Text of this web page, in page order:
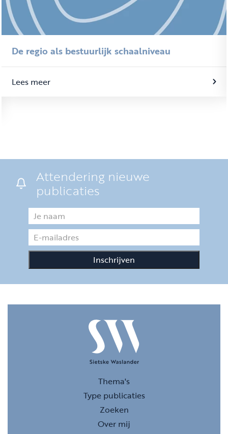
De regio als bestuurlijk schaalniveau
Lees meer
Attendering nieuwe
publicaties
Thema's
Type publicaties
Zoeken
Over mij